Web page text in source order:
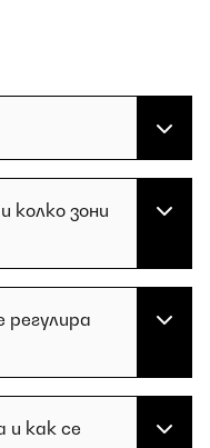
колко зони
и как се